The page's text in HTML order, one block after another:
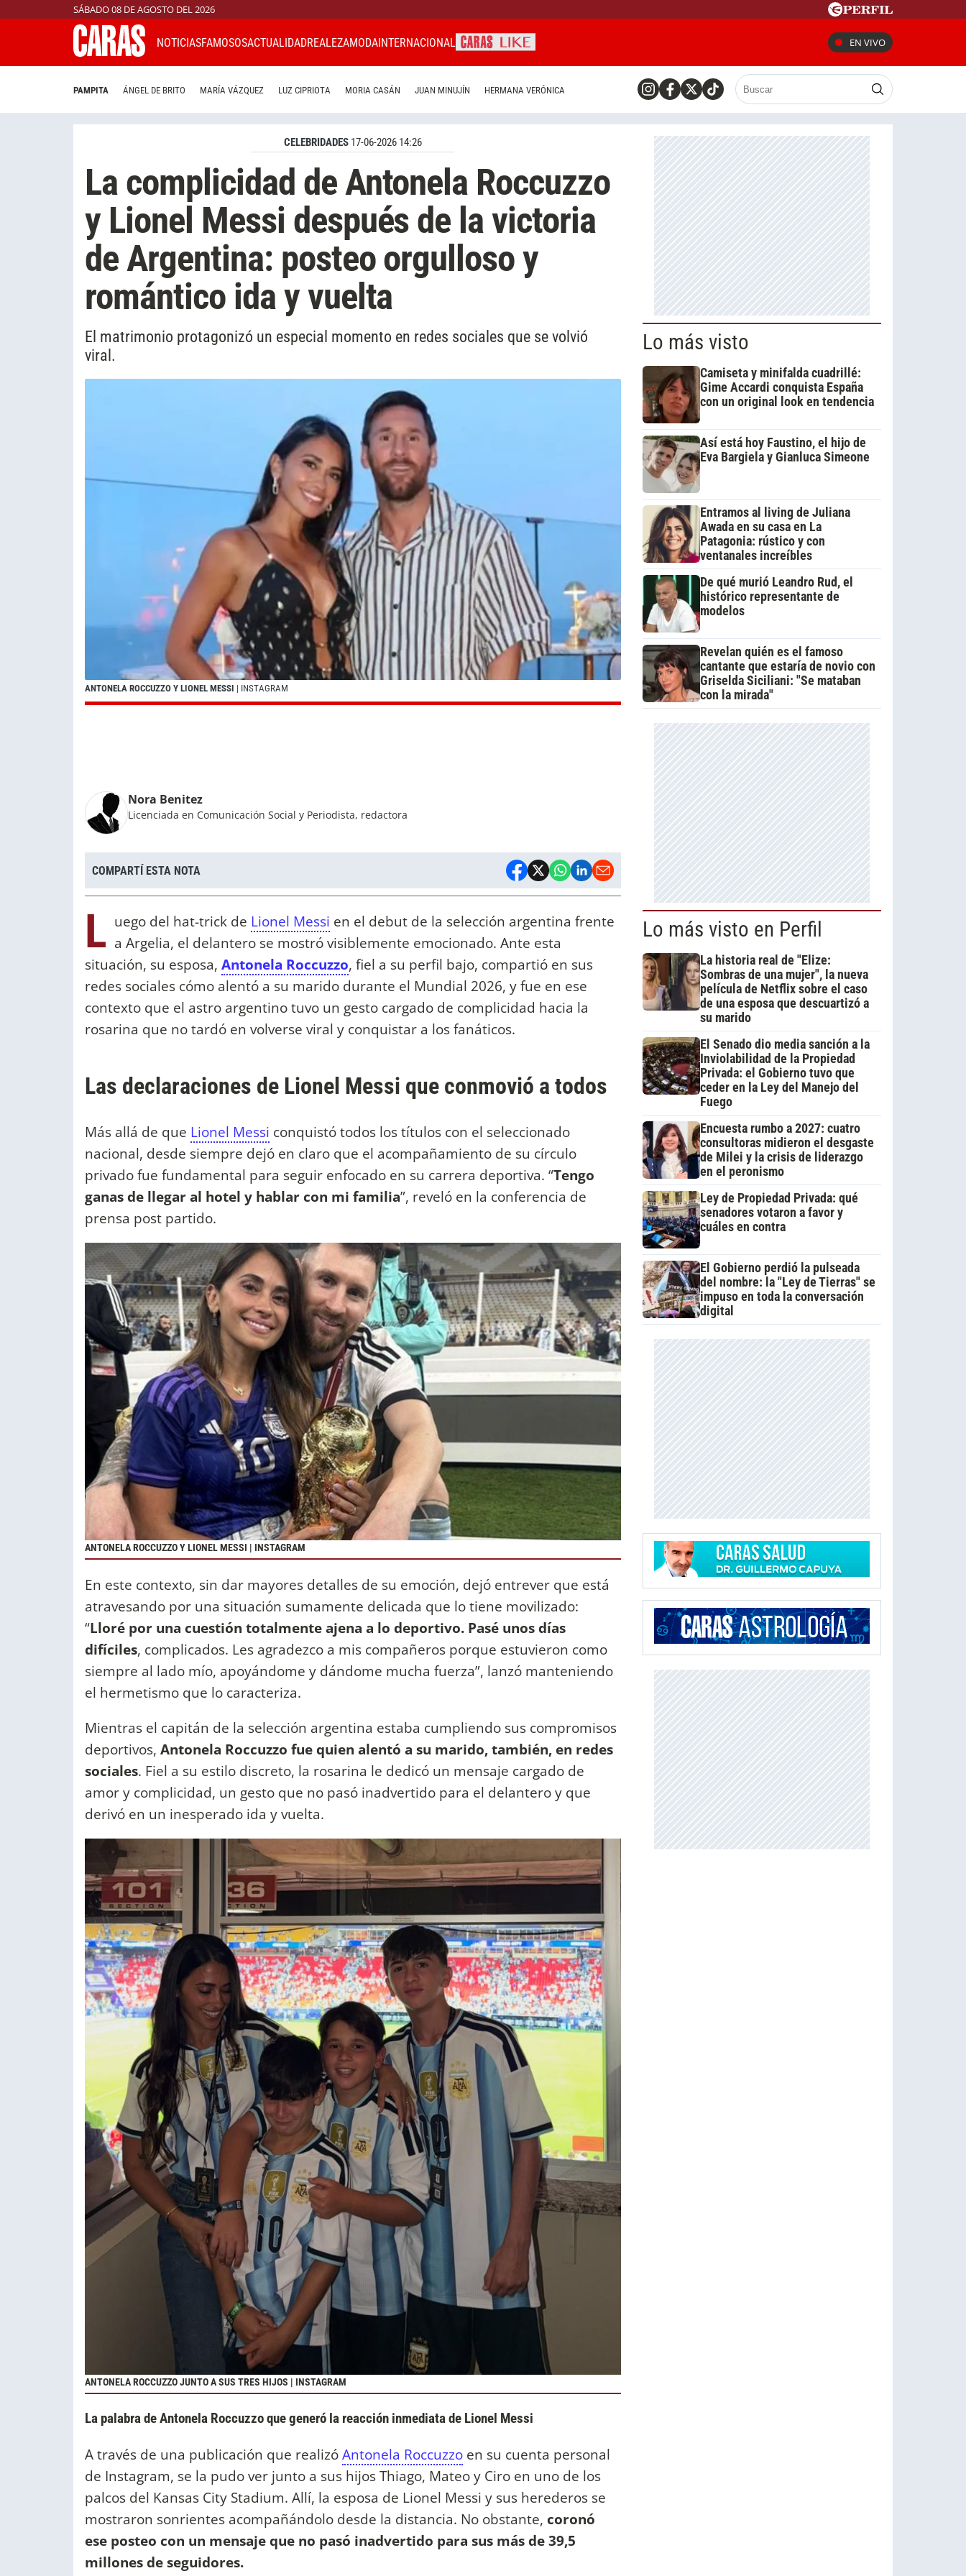
SÁBADO 08 DE AGOSTO DEL 2026
NOTICIASFAMOSOSACTUALIDADREALEZAMODAINTERNACIONAL EN VIVO
PAMPITA ÁNGEL DE BRITO MARÍA VÁZQUEZ LUZ CIPRIOTA MORIA CASÁN JUAN MINUJÍN HERMANA VERÓNICA
CELEBRIDADES 17-06-2026 14:26
La complicidad de Antonela Roccuzzo
y Lionel Messi después de la victoria
de Argentina: posteo orgulloso y
romántico ida y vuelta
El matrimonio protagonizó un especial momento en redes sociales que se volvió
viral.
ANTONELA ROCCUZZO Y LIONEL MESSI | INSTAGRAM
Nora Benitez
Licenciada en Comunicación Social y Periodista, redactora
COMPARTÍ ESTA NOTA
L uego del hat-trick de Lionel Messi en el debut de la selección argentina frente
a Argelia, el delantero se mostró visiblemente emocionado. Ante esta
situación, su esposa, Antonela Roccuzzo, fiel a su perfil bajo, compartió en sus
redes sociales cómo alentó a su marido durante el Mundial 2026, y fue en ese
contexto que el astro argentino tuvo un gesto cargado de complicidad hacia la
rosarina que no tardó en volverse viral y conquistar a los fanáticos.
Las declaraciones de Lionel Messi que conmovió a todos
Más allá de que Lionel Messi conquistó todos los títulos con el seleccionado
nacional, desde siempre dejó en claro que el acompañamiento de su círculo
privado fue fundamental para seguir enfocado en su carrera deportiva. “Tengo
ganas de llegar al hotel y hablar con mi familia”, reveló en la conferencia de
prensa post partido.
ANTONELA ROCCUZZO Y LIONEL MESSI | INSTAGRAM
En este contexto, sin dar mayores detalles de su emoción, dejó entrever que está
atravesando por una situación sumamente delicada que lo tiene movilizado:
“Lloré por una cuestión totalmente ajena a lo deportivo. Pasé unos días
difíciles, complicados. Les agradezco a mis compañeros porque estuvieron como
siempre al lado mío, apoyándome y dándome mucha fuerza”, lanzó manteniendo
el hermetismo que lo caracteriza.
Mientras el capitán de la selección argentina estaba cumpliendo sus compromisos
deportivos, Antonela Roccuzzo fue quien alentó a su marido, también, en redes
sociales. Fiel a su estilo discreto, la rosarina le dedicó un mensaje cargado de
amor y complicidad, un gesto que no pasó inadvertido para el delantero y que
derivó en un inesperado ida y vuelta.
ANTONELA ROCCUZZO JUNTO A SUS TRES HIJOS | INSTAGRAM
La palabra de Antonela Roccuzzo que generó la reacción inmediata de Lionel Messi
A través de una publicación que realizóAntonela Roccuzzo en su cuenta personal
de Instagram, se la pudo ver junto a sus hijos Thiago, Mateo y Ciro en uno de los
palcos del Kansas City Stadium. Allí, la esposa de Lionel Messi y sus herederos se
mostraron sonrientes acompañándolo desde la distancia. No obstante, coronó
ese posteo con un mensaje que no pasó inadvertido para sus más de 39,5
millones de seguidores.
Lo más visto
Camiseta y minifalda cuadrillé:
Gime Accardi conquista España
con un original look en tendencia
Así está hoy Faustino, el hijo de
Eva Bargiela y Gianluca Simeone
Entramos al living de Juliana
Awada en su casa en La
Patagonia: rústico y con
ventanales increíbles
De qué murió Leandro Rud, el
histórico representante de
modelos
Revelan quién es el famoso
cantante que estaría de novio con
Griselda Siciliani: "Se mataban
con la mirada"
Lo más visto en Perfil
La historia real de "Elize:
Sombras de una mujer", la nueva
película de Netflix sobre el caso
de una esposa que descuartizó a
su marido
El Senado dio media sanción a la
Inviolabilidad de la Propiedad
Privada: el Gobierno tuvo que
ceder en la Ley del Manejo del
Fuego
Encuesta rumbo a 2027: cuatro
consultoras midieron el desgaste
de Milei y la crisis de liderazgo
en el peronismo
Ley de Propiedad Privada: qué
senadores votaron a favor y
cuáles en contra
El Gobierno perdió la pulseada
del nombre: la "Ley de Tierras" se
impuso en toda la conversación
digital